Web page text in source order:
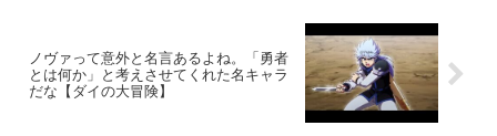
ノヴァって意外と名言あるよね。「勇者
とは何か」と考えさせてくれた名キャラ
だな【ダイの大冒険】